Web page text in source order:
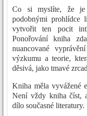
Co si myslíte, že
podobnými prohlídce
vytvořit ten pocit
Ponořování kniha
nuancované
výzkumu a teorie,
děsivá, jako tmavé
Kniha měla vyvážené
Není vždy kniha číst,
dílo současné literatury.